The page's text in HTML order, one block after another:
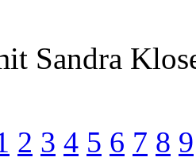
Sandra
2 3 4 5 6 7 8 9